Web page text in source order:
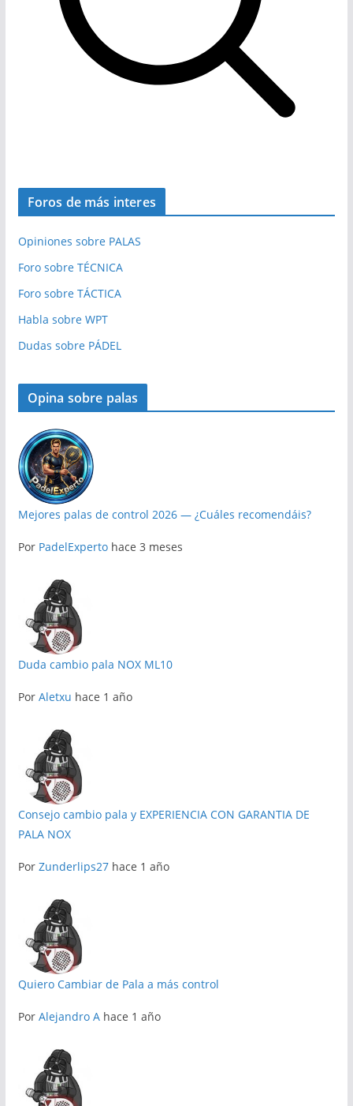
Foros de más interes
Opiniones sobre PALAS
Foro sobre TÉCNICA
Foro sobre TÁCTICA
Habla sobre WPT
Dudas sobre PÁDEL
Opina sobre palas
Mejores palas de control 2026 — ¿Cuáles recomendáis?
Por PadelExperto hace 3 meses
Duda cambio pala NOX ML10
Por Aletxu hace 1 año
Consejo cambio pala y EXPERIENCIA CON GARANTIA DE
PALA NOX
Por Zunderlips27 hace 1 año
Quiero Cambiar de Pala a más control
Por Alejandro A hace 1 año